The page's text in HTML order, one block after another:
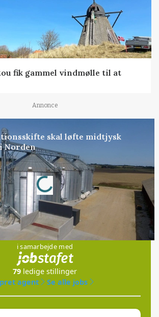
fik gammel vindmølle til at
Annonce
skal løfte midtjysk
Norden
Annonce
Loading...
Jobs
i samarbejde med
79 ledige stillinger
agent
Se alle jobs